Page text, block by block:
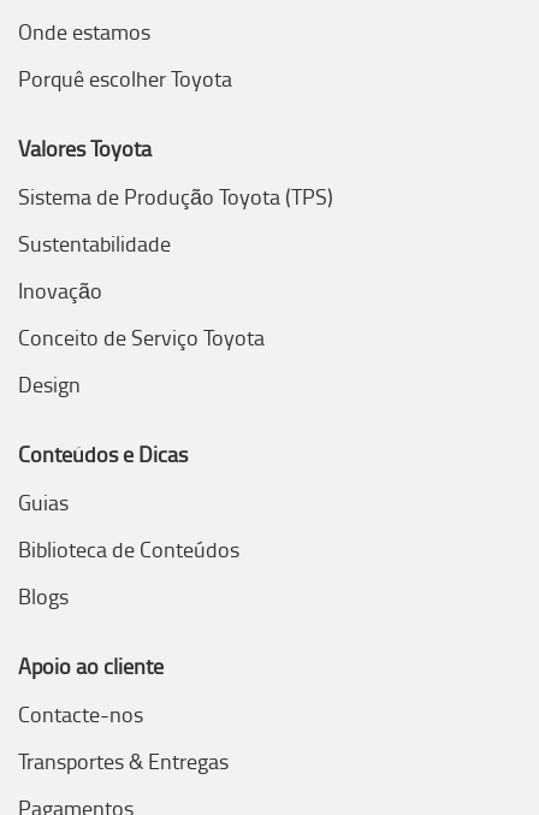
Onde estamos
Porquê escolher Toyota
Valores Toyota
Sistema de Produção Toyota (TPS)
Sustentabilidade
Inovação
Conceito de Serviço Toyota
Design
Conteúdos e Dicas
Guias
Biblioteca de Conteúdos
Blogs
Apoio ao cliente
Contacte-nos
Transportes & Entregas
Pagamentos